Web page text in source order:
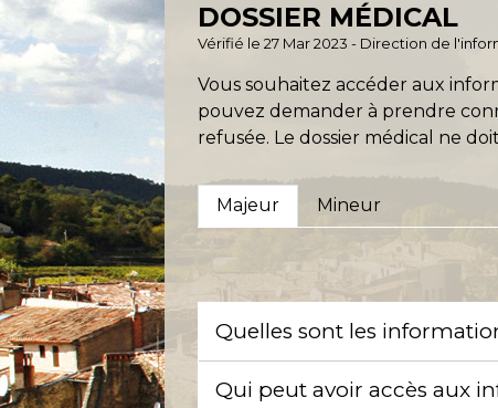
DOSSIER MÉDICAL
Vérifié le 27 Mar 2023 - Direction de
Vous souhaitez accéder aux
pouvez demander à prendre
refusée. Le dossier médical ne
Majeur Mineur
Quelles sont les
Qui peut avoir accès aux